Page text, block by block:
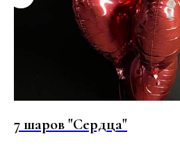
7 шаров "Сердца"